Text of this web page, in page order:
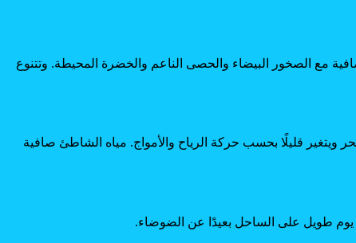
مع الصخور البيضاء والحصى الناعم والخضرة المحيطة. وتتنوع
ويتغير قليلًا بحسب حركة الرياح والأمواج. مياه الشاطئ صافية
يوم طويل على الساحل بعيدًا عن الضوضاء.